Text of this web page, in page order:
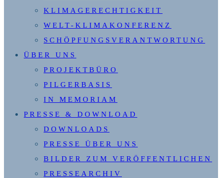
KLIMAGERECHTIGKEIT
WELT-KLIMAKONFERENZ
SCHÖPFUNGSVERANTWORTUNG
ÜBER UNS
PROJEKTBÜRO
PILGERBASIS
IN MEMORIAM
PRESSE & DOWNLOAD
DOWNLOADS
PRESSE ÜBER UNS
BILDER ZUM VERÖFFENTLICHEN
PRESSEARCHIV